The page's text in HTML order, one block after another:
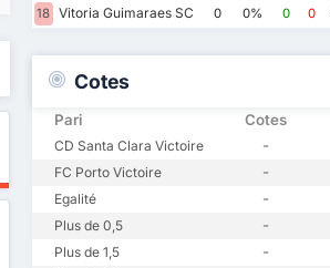
18 Vitoria Guimaraes SC 0 0% 0 0
Cotes
Pari Cotes
CD Santa Clara Victoire -
FC Porto Victoire -
Egalité -
Plus de 0,5 -
Plus de 1,5 -